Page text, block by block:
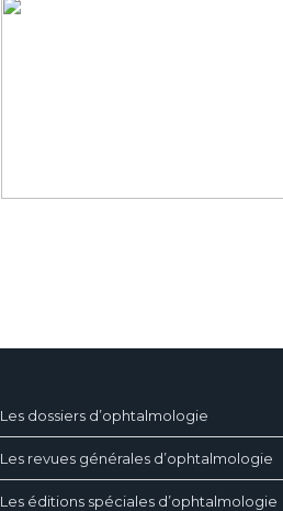
Les dossiers d’ophtalmologie
Les revues générales d’ophtalmologie
Les éditions spéciales d’ophtalmologie